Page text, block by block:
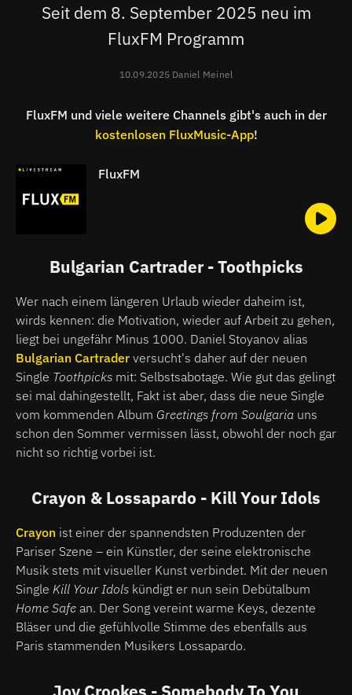
Seit dem 8. September 2025 neu im
FluxFM Programm
10.09.2025 Daniel Meinel
FluxFM und viele weitere Channels gibt's auch in der
kostenlosen FluxMusic-App!
FluxFM
Bulgarian Cartrader - Toothpicks
Wer nach einem längeren Urlaub wieder daheim ist,
wirds kennen: die Motivation, wieder auf Arbeit zu gehen,
liegt bei ungefähr Minus 1000. Daniel Stoyanov alias
Bulgarian Cartrader versucht's daher auf der neuen
Single Toothpicks mit: Selbstsabotage. Wie gut das gelingt
sei mal dahingestellt, Fakt ist aber, dass die neue Single
vom kommenden Album Greetings from Soulgaria uns
schon den Sommer vermissen lässt, obwohl der noch gar
nicht so richtig vorbei ist.
Crayon & Lossapardo - Kill Your Idols
Crayon ist einer der spannendsten Produzenten der
Pariser Szene – ein Künstler, der seine elektronische
Musik stets mit visueller Kunst verbindet. Mit der neuen
Single Kill Your Idols kündigt er nun sein Debütalbum
Home Safe an. Der Song vereint warme Keys, dezente
Bläser und die gefühlvolle Stimme des ebenfalls aus
Paris stammenden Musikers Lossapardo.